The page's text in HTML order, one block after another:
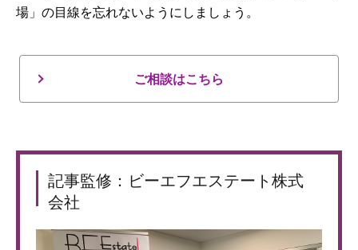
場」の目線を忘れないようにしましょう。
ご相談はこちら
記事監修：ビーエフエステート株式
会社